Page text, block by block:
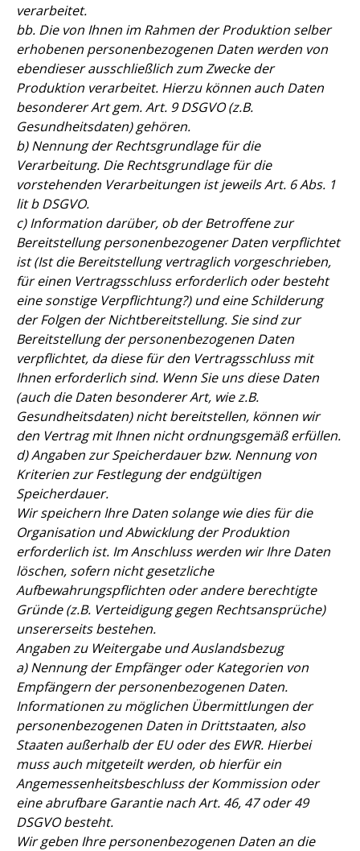
verarbeitet.
bb. Die von Ihnen im Rahmen der Produktion selber
erhobenen personenbezogenen Daten werden von
ebendieser ausschließlich zum Zwecke der
Produktion verarbeitet. Hierzu können auch Daten
besonderer Art gem. Art. 9 DSGVO (z.B.
Gesundheitsdaten) gehören.
b) Nennung der Rechtsgrundlage für die
Verarbeitung. Die Rechtsgrundlage für die
vorstehenden Verarbeitungen ist jeweils Art. 6 Abs. 1
lit b DSGVO.
c) Information darüber, ob der Betroffene zur
Bereitstellung personenbezogener Daten verpflichtet
ist (Ist die Bereitstellung vertraglich vorgeschrieben,
für einen Vertragsschluss erforderlich oder besteht
eine sonstige Verpflichtung?) und eine Schilderung
der Folgen der Nichtbereitstellung. Sie sind zur
Bereitstellung der personenbezogenen Daten
verpflichtet, da diese für den Vertragsschluss mit
Ihnen erforderlich sind. Wenn Sie uns diese Daten
(auch die Daten besonderer Art, wie z.B.
Gesundheitsdaten) nicht bereitstellen, können wir
den Vertrag mit Ihnen nicht ordnungsgemäß erfüllen.
d) Angaben zur Speicherdauer bzw. Nennung von
Kriterien zur Festlegung der endgültigen
Speicherdauer.
Wir speichern Ihre Daten solange wie dies für die
Organisation und Abwicklung der Produktion
erforderlich ist. Im Anschluss werden wir Ihre Daten
löschen, sofern nicht gesetzliche
Aufbewahrungspflichten oder andere berechtigte
Gründe (z.B. Verteidigung gegen Rechtsansprüche)
unsererseits bestehen.
Angaben zu Weitergabe und Auslandsbezug
a) Nennung der Empfänger oder Kategorien von
Empfängern der personenbezogenen Daten.
Informationen zu möglichen Übermittlungen der
personenbezogenen Daten in Drittstaaten, also
Staaten außerhalb der EU oder des EWR. Hierbei
muss auch mitgeteilt werden, ob hierfür ein
Angemessenheitsbeschluss der Kommission oder
eine abrufbare Garantie nach Art. 46, 47 oder 49
DSGVO besteht.
Wir geben Ihre personenbezogenen Daten an die